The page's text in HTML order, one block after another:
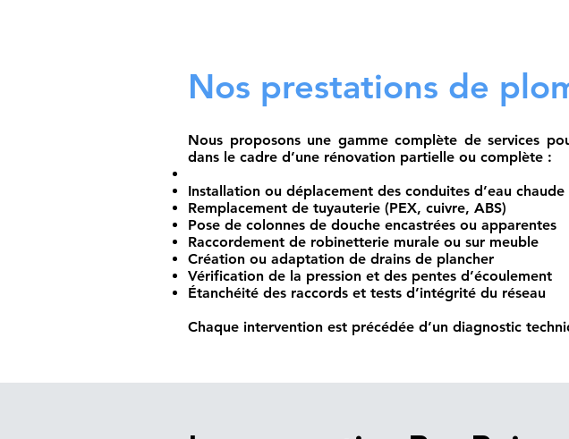
Nos prestations de
Nous proposons une gamme complète de services
dans le cadre d’une rénovation partielle ou complète :
Installation ou déplacement des conduites d’eau
Remplacement de tuyauterie (PEX, cuivre, ABS)
Pose de colonnes de douche encastrées ou apparentes
Raccordement de robinetterie murale ou sur meuble
Création ou adaptation de drains de plancher
Vérification de la pression et des pentes d’écoulement
Étanchéité des raccords et tests d’intégrité du réseau
Chaque intervention est précédée d’un diagnostic